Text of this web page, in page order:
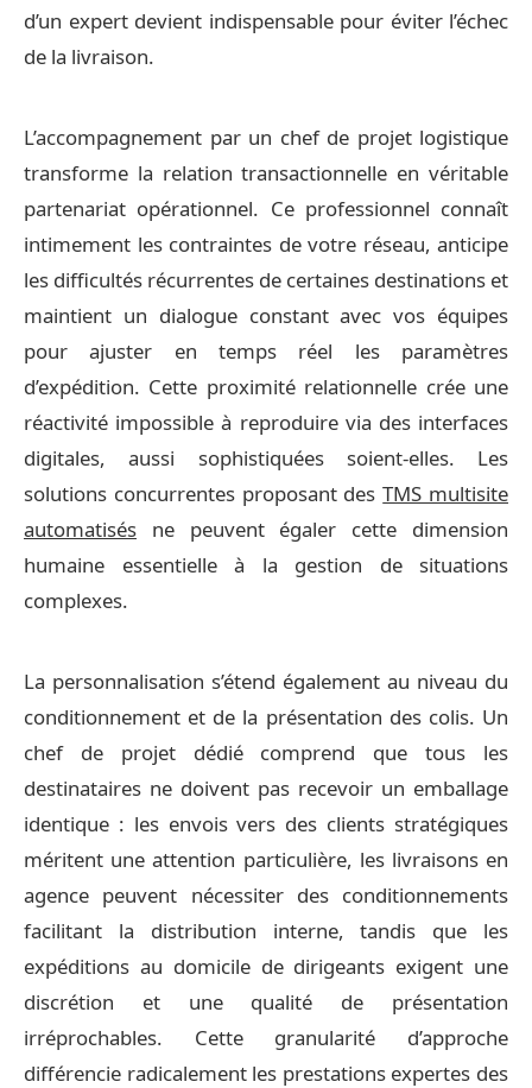
d’un expert devient indispensable pour éviter l’échec
de la livraison.
L’accompagnement par un chef de projet logistique
transforme la relation transactionnelle en véritable
partenariat opérationnel. Ce professionnel connaît
intimement les contraintes de votre réseau, anticipe
les difficultés récurrentes de certaines destinations et
maintient un dialogue constant avec vos équipes
pour ajuster en temps réel les paramètres
d’expédition. Cette proximité relationnelle crée une
réactivité impossible à reproduire via des interfaces
digitales, aussi sophistiquées soient-elles. Les
solutions concurrentes proposant desTMS multisite
automatisés ne peuvent égaler cette dimension
humaine essentielle à la gestion de situations
complexes.
La personnalisation s’étend également au niveau du
conditionnement et de la présentation des colis. Un
chef de projet dédié comprend que tous les
destinataires ne doivent pas recevoir un emballage
identique : les envois vers des clients stratégiques
méritent une attention particulière, les livraisons en
agence peuvent nécessiter des conditionnements
facilitant la distribution interne, tandis que les
expéditions au domicile de dirigeants exigent une
discrétion et une qualité de présentation
irréprochables. Cette granularité d’approche
différencie radicalement les prestations expertes des